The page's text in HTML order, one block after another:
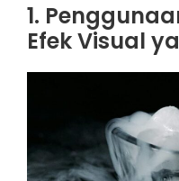
1.
Efek Visual